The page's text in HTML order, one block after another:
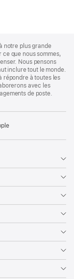
notre plus grande
que nous sommes,
Nous pensons
inclure tout le monde.
répondre à toutes les
avec les
de poste.